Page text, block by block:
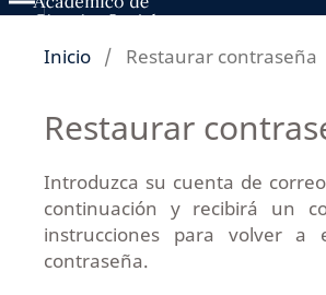
Inicio / Restaurar contraseña
Restaurar
Introduzca su cuenta de
continuación y recibirá un
instrucciones para volver a
contraseña.